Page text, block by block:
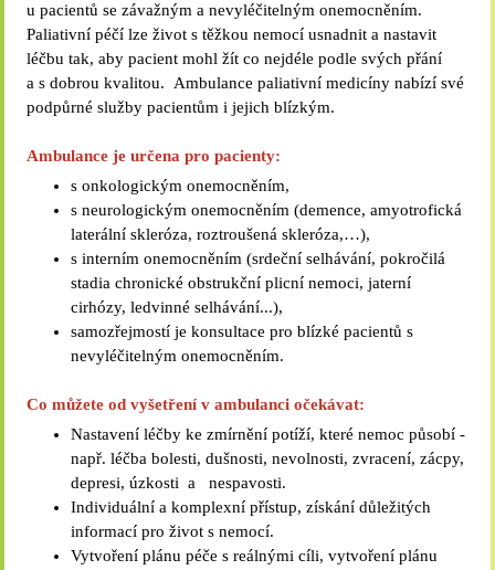
u pacientů se závažným a nevyléčitelným onemocněním.
Paliativní péčí lze život s těžkou nemocí usnadnit a nastavit
léčbu tak, aby pacient mohl žít co nejdéle podle svých přání
a s dobrou kvalitou. Ambulance paliativní medicíny nabízí své
podpůrné služby pacientům i jejich blízkým.
Ambulance je určena pro pacienty:
s onkologickým onemocněním,
s neurologickým onemocněním (demence, amyotrofická
laterální skleróza, roztroušená skleróza,…),
s interním onemocněním (srdeční selhávání, pokročilá
stadia chronické obstrukční plicní nemoci, jaterní
cirhózy, ledvinné selhávání...),
samozřejmostí je konsultace pro blízké pacientů s
nevyléčitelným onemocněním.
Co můžete od vyšetření v ambulanci očekávat:
Nastavení léčby ke zmírnění potíží, které nemoc působí -
např. léčba bolesti, dušnosti, nevolnosti, zvracení, zácpy,
depresi, úzkosti a nespavosti.
Individuální a komplexní přístup, získání důležitých
informací pro život s nemocí.
Vytvoření plánu péče s reálnými cíli, vytvoření plánu